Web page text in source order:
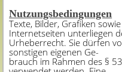
Nutzungsbedingungen
Texte, Bilder, Grafiken
Internetseiten unterliegen
Urheberrecht. Sie dürfen
sonstigen eigenen Ge-
brauch im Rahmen des §